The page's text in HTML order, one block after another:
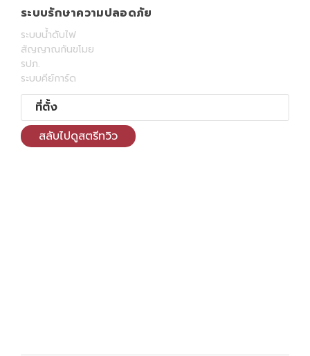
ระบบรักษาความปลอดภัย
ระบบน้ำดับไฟ
สัญญาณกันขโมย
รปภ.
ระบบคีย์การ์ด
ที่ตั้ง